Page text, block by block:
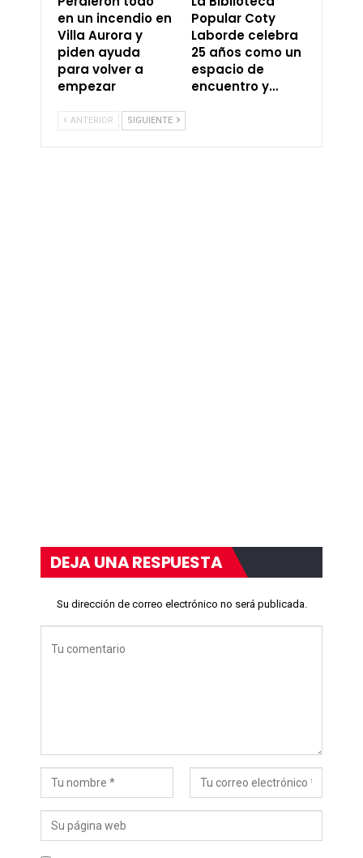
en un incendio en
Villa Aurora y
piden ayuda
para volver a
empezar
Popular Coty
Laborde celebra
25 años como un
espacio de
encuentro y…
ANTERIOR SIGUIENTE
DEJA UNA RESPUESTA
Su dirección de correo electrónico no será publicada.